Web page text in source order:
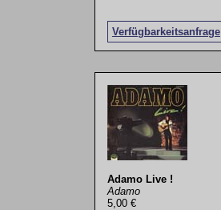
Verfügbarkeitsanfrage
Adamo Live !
Adamo
5,00 €